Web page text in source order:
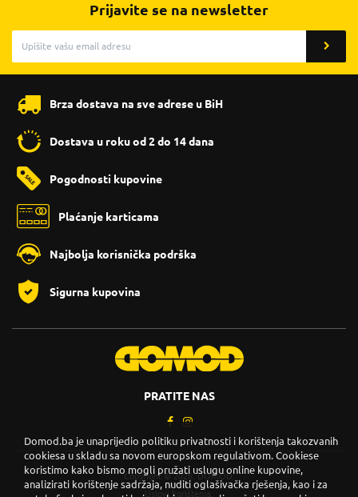
Prijavite se na newsletter
Brza dostava na sve adrese u BiH
Dostava u roku od 2 do 14 dana
Pogodnosti kupovine
Plaćanje karticama
Najbolja korisnička podrška
Sigurna kupovina
PRATITE NAS
Copyright © 2026. DOMOD.
Uslovi korištenja
Domod.ba je unaprijedio politiku privatnosti i korištenja takozvanih
cookiesa u skladu sa novom europskom regulativom. Cookiese
koristimo kako bismo mogli pružati uslugu online kupovine,
analizirati korištenje sadržaja, nuditi oglašivačka rješenja, kao i za